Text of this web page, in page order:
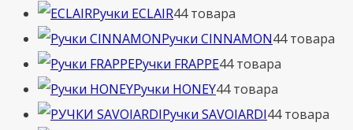
Ручки ECLAIR44 товара
Ручки CINNAMON44 товара
Ручки FRAPPE44 товара
Ручки HONEY44 товара
Ручки SAVOIARDI44 товара